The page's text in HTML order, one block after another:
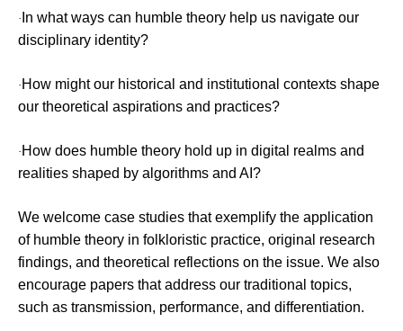
· In what ways can humble theory help us navigate our
disciplinary identity?
· How might our historical and institutional contexts shape
our theoretical aspirations and practices?
· How does humble theory hold up in digital realms and
realities shaped by algorithms and AI?
We welcome case studies that exemplify the application
of humble theory in folkloristic practice, original research
findings, and theoretical reflections on the issue. We also
encourage papers that address our traditional topics,
such as transmission, performance, and differentiation.